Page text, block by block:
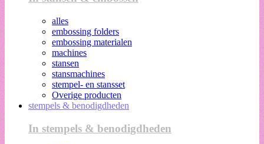
alles
embossing folders
embossing materialen
machines
stansen
stansmachines
stempel- en stansset
Overige producten
stempels & benodigdheden
In stempels & benodigdheden